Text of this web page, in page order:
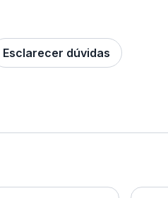
Esclarecer dúvidas